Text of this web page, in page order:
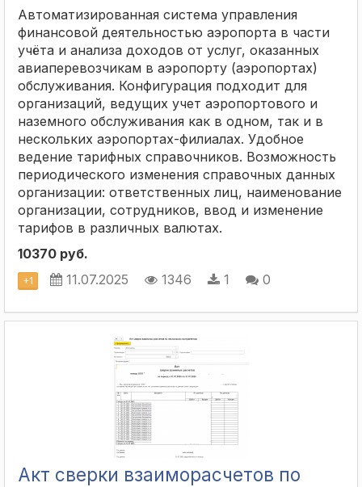
Автоматизированная система управления
финансовой деятельностью аэропорта в части
учёта и анализа доходов от услуг, оказанных
авиаперевозчикам в аэропорту (аэропортах)
обслуживания. Конфигурация подходит для
организаций, ведущих учет аэропортового и
наземного обслуживания как в одном, так и в
нескольких аэропортах-филиалах. Удобное
ведение тарифных справочников. Возможность
периодического изменения справочных данных
организации: ответственных лиц, наименование
организации, сотрудников, ввод и изменение
тарифов в различных валютах.
10370 руб.
+1 11.07.2025 1346 1 0
Акт сверки взаиморасчетов по